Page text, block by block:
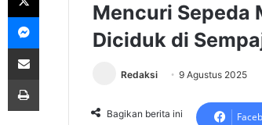
Mencuri Sepeda
Diciduk di
Redaksi 9 Agustus 2025
Bagikan berita ini
Messenger